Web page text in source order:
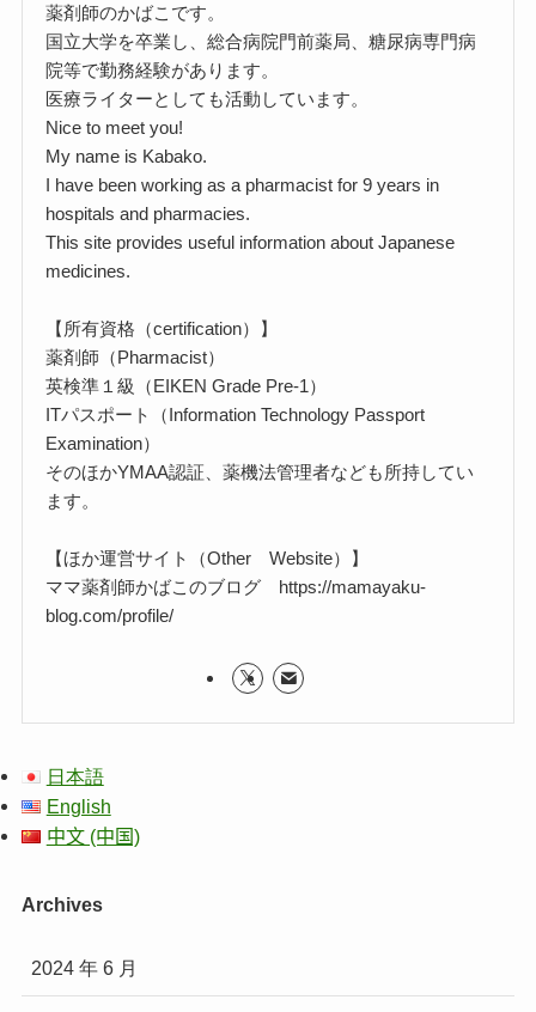
薬剤師のかばこです。
国立大学を卒業し、総合病院門前薬局、糖尿病専門病
院等で勤務経験があります。
医療ライターとしても活動しています。
Nice to meet you!
My name is Kabako.
I have been working as a pharmacist for 9 years in
hospitals and pharmacies.
This site provides useful information about Japanese
medicines.
【所有資格（certification）】
薬剤師（Pharmacist）
英検準１級（EIKEN Grade Pre-1）
ITパスポート（Information Technology Passport
Examination）
そのほかYMAA認証、薬機法管理者なども所持してい
ます。
【ほか運営サイト（Other Website）】
ママ薬剤師かばこのブログ https://mamayaku-
blog.com/profile/
日本語
English
中文 (中国)
Archives
2024 年 6 月